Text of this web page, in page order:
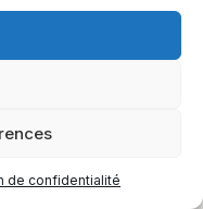
de confidentialité